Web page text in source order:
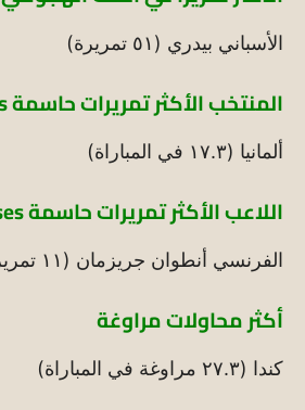
الأسباني بيدري (٥١ تمريرة)
المنتخب الأكثر تمريرات حاسمة keypasses
ألمانيا (١٧.٣ في المباراة)
اللاعب الأكثر تمريرات حاسمة keypasses
الفرنسي أنطوان جريزمان (١١ تمريرة)
أكثر محاولات مراوغة
كندا (٢٧.٣ مراوغة في المباراة)